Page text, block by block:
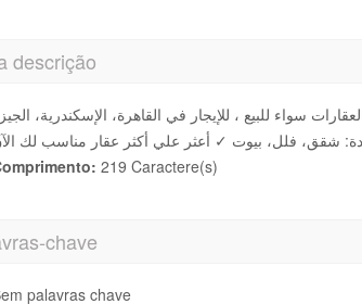
descrição
كبير من العقارات سواء للبيع ، للإيجار في القاهرة، الإسكندرية،
219 Caractere(s)
chave
palavras chave